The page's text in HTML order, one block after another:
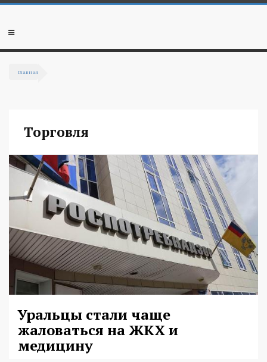
Перейти к основному содержанию
Мобильное
Главная
Торговля
Уральцы стали чаще
жаловаться на ЖКХ и
медицину